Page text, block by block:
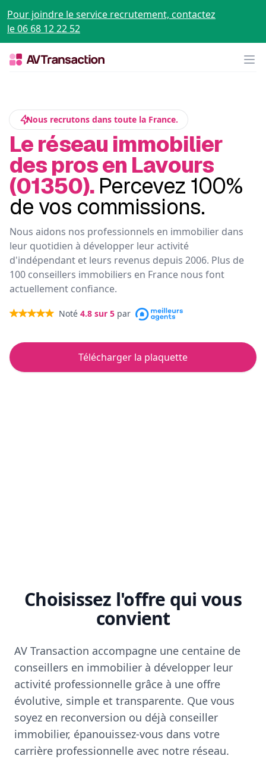
Pour joindre le service recrutement, contactez
le 06 68 12 22 52
Nous recrutons dans toute la France.
Le réseau immobilier
des pros en Lavours
(01350). Percevez 100%
de vos commissions.
Nous aidons nos professionnels en immobilier dans
leur quotidien à développer leur activité
d'indépendant et leurs revenus depuis 2006. Plus de
100 conseillers immobiliers en France nous font
actuellement confiance.
Noté 4.8 sur 5 par
Télécharger la plaquette
Choisissez l'offre qui vous
convient
AV Transaction accompagne une centaine de
conseillers en immobilier à développer leur
activité professionnelle grâce à une offre
évolutive, simple et transparente. Que vous
soyez en reconversion ou déjà conseiller
immobilier, épanouissez-vous dans votre
carrière professionnelle avec notre réseau.